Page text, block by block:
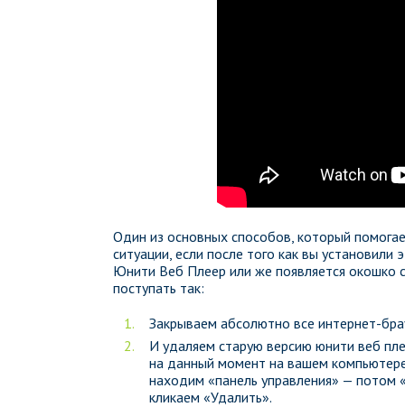
Один из основных способов, который
ситуации, если после того как вы
Юнити Веб Плеер или же появляется окошко
поступать так:
Закрываем абсолютно все интернет-
И удаляем старую версию юнити веб
на данный момент на вашем
находим «панель управления» —
кликаем «Удалить».